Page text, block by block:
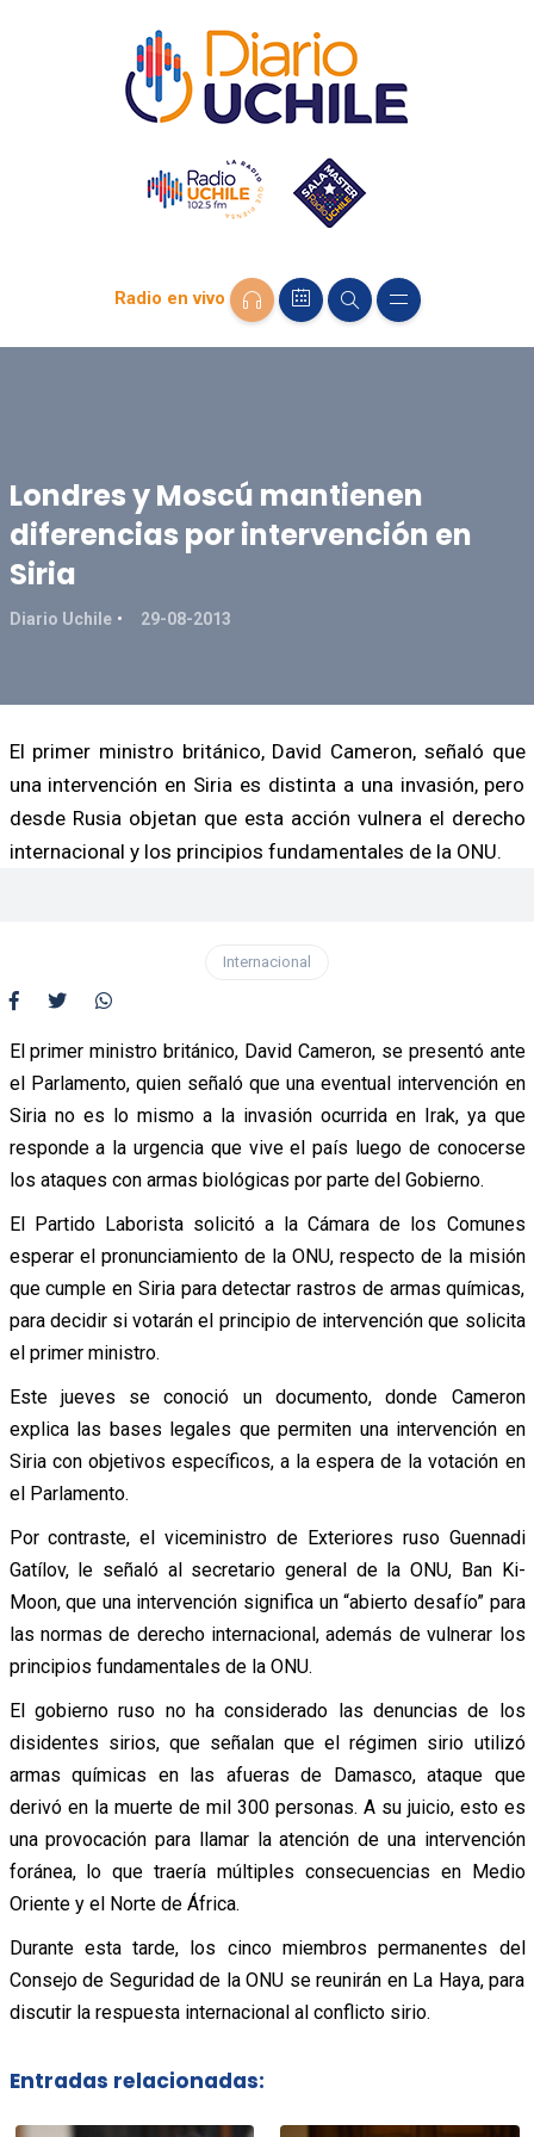
Radio en vivo
Londres y Moscú mantienen
diferencias por intervención en
Siria
Diario Uchile 29-08-2013
El primer ministro británico, David Cameron, señaló que
una intervención en Siria es distinta a una invasión, pero
desde Rusia objetan que esta acción vulnera el derecho
internacional y los principios fundamentales de la ONU.
Internacional
El primer ministro británico, David Cameron, se presentó ante
el Parlamento, quien señaló que una eventual intervención en
Siria no es lo mismo a la invasión ocurrida en Irak, ya que
responde a la urgencia que vive el país luego de conocerse
los ataques con armas biológicas por parte del Gobierno.
El Partido Laborista solicitó a la Cámara de los Comunes
esperar el pronunciamiento de la ONU, respecto de la misión
que cumple en Siria para detectar rastros de armas químicas,
para decidir si votarán el principio de intervención que solicita
el primer ministro.
Este jueves se conoció un documento, donde Cameron
explica las bases legales que permiten una intervención en
Siria con objetivos específicos, a la espera de la votación en
el Parlamento.
Por contraste, el viceministro de Exteriores ruso Guennadi
Gatílov, le señaló al secretario general de la ONU, Ban Ki-
Moon, que una intervención significa un “abierto desafío” para
las normas de derecho internacional, además de vulnerar los
principios fundamentales de la ONU.
El gobierno ruso no ha considerado las denuncias de los
disidentes sirios, que señalan que el régimen sirio utilizó
armas químicas en las afueras de Damasco, ataque que
derivó en la muerte de mil 300 personas. A su juicio, esto es
una provocación para llamar la atención de una intervención
foránea, lo que traería múltiples consecuencias en Medio
Oriente y el Norte de África.
Durante esta tarde, los cinco miembros permanentes del
Consejo de Seguridad de la ONU se reunirán en La Haya, para
discutir la respuesta internacional al conflicto sirio.
Entradas relacionadas: